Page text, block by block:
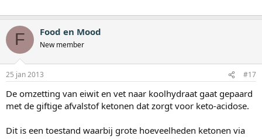
F Food en Mood
New member
25 jan 2013 #17
De omzetting van eiwit en vet naar koolhydraat gaat gepaard
met de giftige afvalstof ketonen dat zorgt voor keto-acidose.
Dit is een toestand waarbij grote hoeveelheden ketonen via